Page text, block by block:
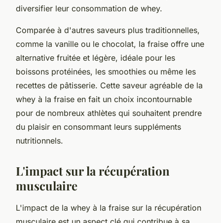
diversifier leur consommation de whey.
Comparée à d'autres saveurs plus traditionnelles,
comme la vanille ou le chocolat, la fraise offre une
alternative fruitée et légère, idéale pour les
boissons protéinées, les smoothies ou même les
recettes de pâtisserie. Cette saveur agréable de la
whey à la fraise en fait un choix incontournable
pour de nombreux athlètes qui souhaitent prendre
du plaisir en consommant leurs suppléments
nutritionnels.
L'impact sur la récupération
musculaire
L'impact de la whey à la fraise sur la récupération